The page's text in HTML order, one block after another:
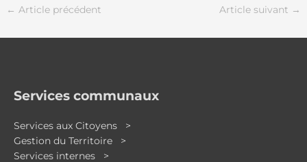
← Article précédent Article suivant →
Services communaux
Services aux Citoyens >
Gestion du Territoire >
Services internes >